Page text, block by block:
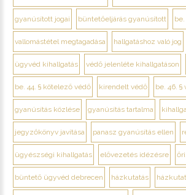
gyanúsított jogai büntetőeljárás gyanúsított
vallomástétel megtagadása hallgatáshoz való jog
ügyvéd kihallgatás védő jelenléte kihallgatáson
be. 44. § kötelező védő kirendelt védő be. 46.
gyanúsítás közlése gyanúsítás tartalma
jegyzőkönyv javítása panasz gyanúsítás ellen
ügyészségi kihallgatás elővezetés idézésre
büntető ügyvéd debrecen házkutatás